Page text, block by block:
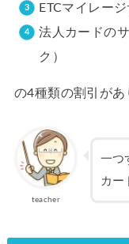
ETCマイレー
法人カードの
ク）
の4種類の割引があ
teacher
一つ
カー